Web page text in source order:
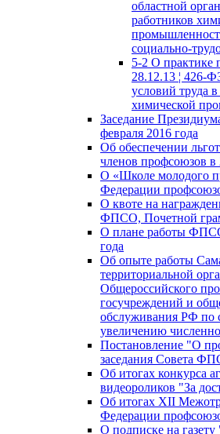
областной
работников
социально-
5-2 О практике
28.12.13 ¦ 426-
условий труда
химической
Заседание
февраля 2016 года
Об обеспечении
членов профсоюзов в
О «Школе молодого
Федерации
О квоте на
ФПСО, Почетной
О плане работы
года
Об опыте работы
территориальной
Общероссийского
госучреждений и
обслуживания РФ
увеличению
Постановление "О
заседания Совета
Об итогах конкурса
видеороликов "За
Об итогах XII
Федерации
О подписке на